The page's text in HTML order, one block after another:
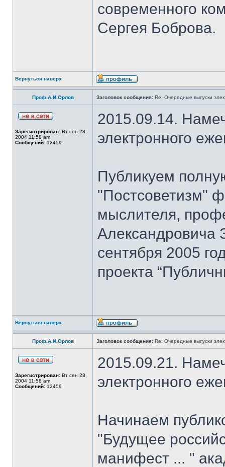
современного
Сергея Боброва.
Вернуться наверх
Проф.А.И.Орлов Заголовок сообщения: Re: Очередные выпуски
Зарегистрирован: Вт сен 28,
2004 11:58 am
Сообщений: 12459
2015.09.14.
электронного
Публикуем
"Постсоветизм"
мыслителя,
Александровича
сентября 2005
проекта
Вернуться наверх
Проф.А.И.Орлов Заголовок сообщения: Re: Очередные выпуски
Зарегистрирован: Вт сен 28,
2004 11:58 am
Сообщений: 12459
2015.09.21.
электронного
Начинаем
"Будущее
манифест ... "